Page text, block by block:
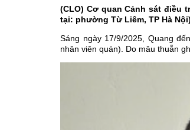
(CLO) Cơ quan Cảnh sát điều
tại: phường Từ Liêm, TP Hà
Sáng ngày 17/9/2025, Quang
nhân viên quán). Do mâu thuẫn